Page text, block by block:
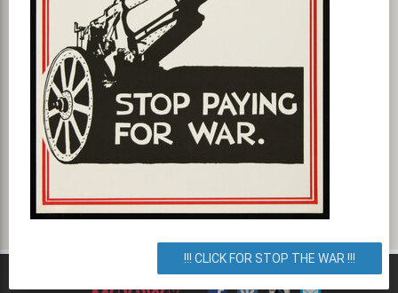
!!! CLICK FOR STOP THE WAR !!!